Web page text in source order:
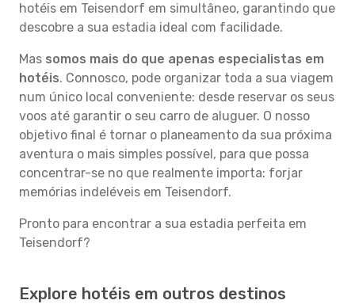
hotéis em Teisendorf em simultâneo, garantindo que
descobre a sua estadia ideal com facilidade.
Mas somos mais do que apenas especialistas em
hotéis. Connosco, pode organizar toda a sua viagem
num único local conveniente: desde reservar os seus
voos até garantir o seu carro de aluguer. O nosso
objetivo final é tornar o planeamento da sua próxima
aventura o mais simples possível, para que possa
concentrar-se no que realmente importa: forjar
memórias indeléveis em Teisendorf.
Pronto para encontrar a sua estadia perfeita em
Teisendorf?
Explore hotéis em outros destinos